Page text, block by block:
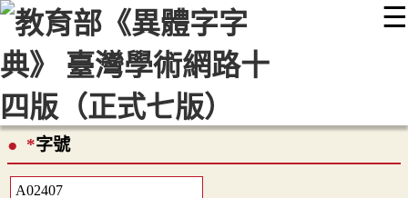
☰
::: 最新消息 常見問題 編輯說明
顯示模式
網站導覽
*字號